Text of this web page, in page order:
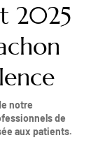
2025
notre
de
aux patients.